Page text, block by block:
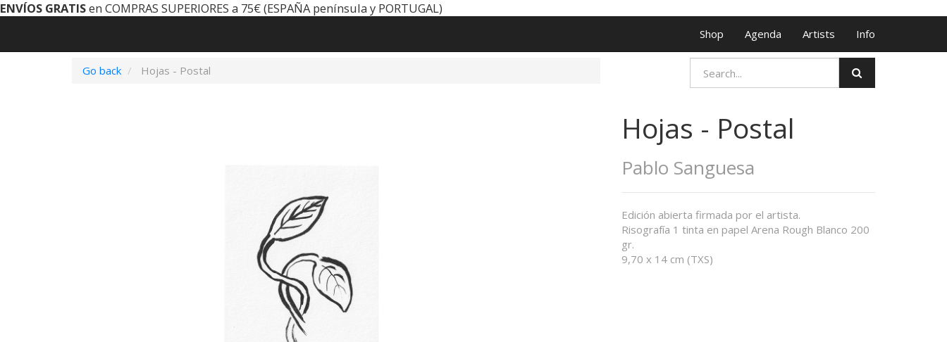
ENVÍOS GRATISen COMPRAS SUPERIORES a 75€ (ESPAÑA península y PORTUGAL)
Shop Agenda Artists Info
Go back Hojas - Postal
Hojas - Postal
Pablo Sanguesa
Edición abierta firmada por el artista.
Risografía 1 tinta en papel Arena Rough Blanco 200
gr.
9,70 x 14 cm (TXS)